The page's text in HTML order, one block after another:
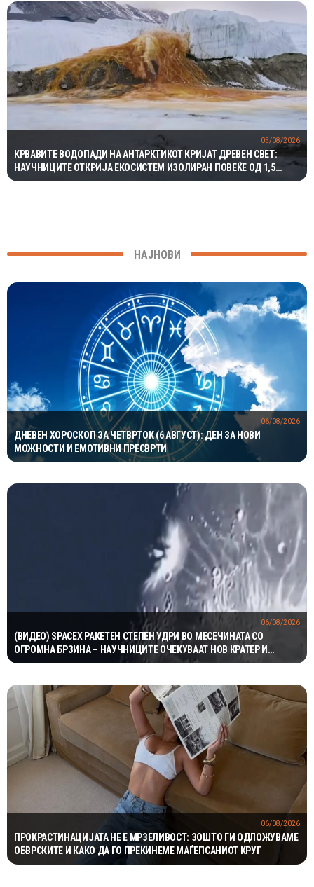
КРВАВИТЕ ВОДОПАДИ НА АНТАРКТИКОТ КРИЈАТ ДРЕВЕН СВЕТ:
НАУЧНИЦИТЕ ОТКРИЈА ЕКОСИСТЕМ ИЗОЛИРАН ПОВЕЌЕ ОД 1,5
МИЛИОНИ ГОДИНИ
05/08/2026
НАЈНОВИ
ДНЕВЕН ХОРОСКОП ЗА ЧЕТВРТОК (6 АВГУСТ): ДЕН ЗА НОВИ
МОЖНОСТИ И ЕМОТИВНИ ПРЕСВРТИ
06/08/2026
(ВИДЕО) SPACEX РАКЕТЕН СТЕПЕН УДРИ ВО МЕСЕЧИНАТА СО
ОГРОМНА БРЗИНА – НАУЧНИЦИТЕ ОЧЕКУВААТ НОВ КРАТЕР И
ВАЖНИ СОЗНАНИЈА
06/08/2026
ПРОКРАСТИНАЦИЈАТА НЕ Е МРЗЕЛИВОСТ: ЗОШТО ГИ ОДЛОЖУВАМЕ
ОБВРСКИТЕ И КАКО ДА ГО ПРЕКИНЕМЕ МАЃЕПСАНИОТ КРУГ
06/08/2026